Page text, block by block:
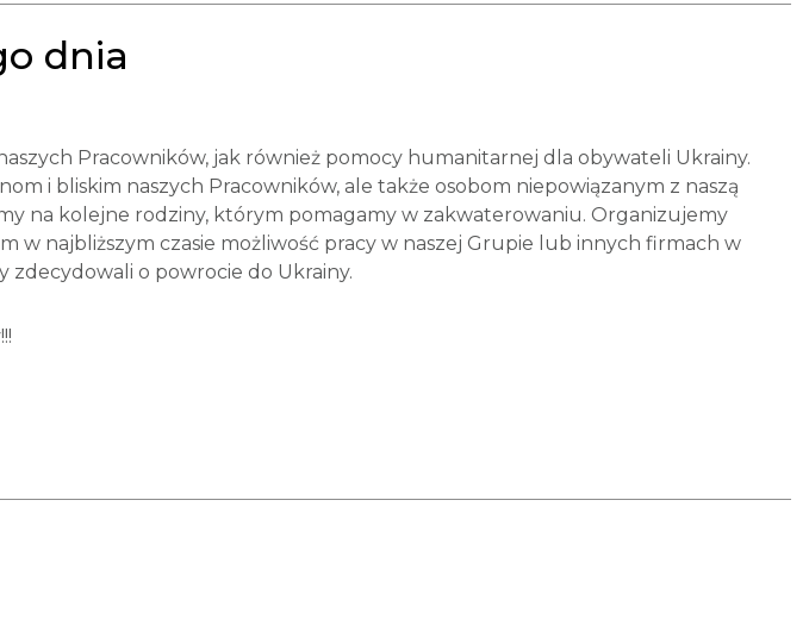
dnia
Pracowników, jak również pomocy humanitarnej dla obywateli Ukrainy.
i bliskim naszych Pracowników, ale także osobom niepowiązanym z naszą
na kolejne rodziny, którym pomagamy w zakwaterowaniu. Organizujemy
w najbliższym czasie możliwość pracy w naszej Grupie lub innych firmach w
o powrocie do Ukrainy.